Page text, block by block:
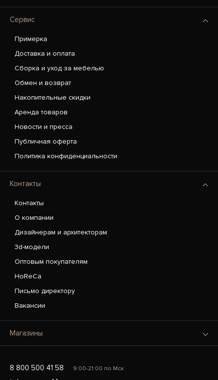
Сервис
Примерка
Доставка и оплата
Сборка и уход за мебелью
Обмен и возврат
Накопительные скидки
Аренда товаров
Новости и пресса
Публичная оферта
Политика конфиденциальности
Контакты
Контакты
О компании
Дизайнерам и архитекторам
3d-модели
Оптовым покупателям
HoReCa
Письмо директору
Вакансии
Магазины
8 800 500 41 58 9:00-21:00 по Мск